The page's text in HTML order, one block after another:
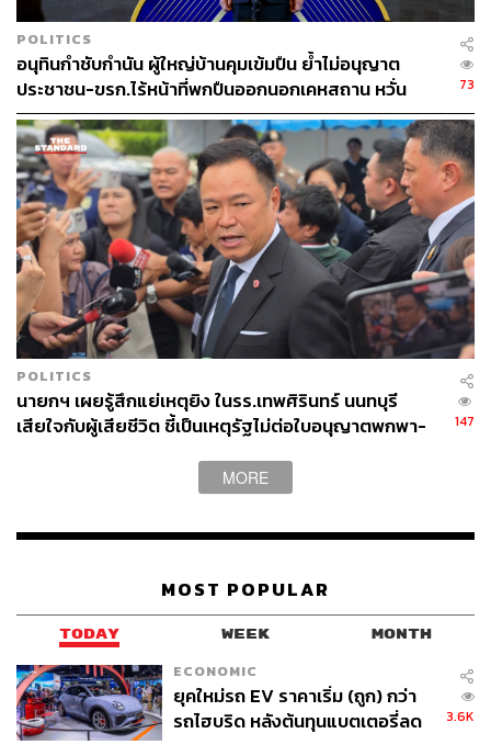
POLITICS
อนุทินกำชับกำนัน ผู้ใหญ่บ้านคุมเข้มปืน ย้ำไม่อนุญาต
ประชาชน-ขรก.ไร้หน้าที่พกปืนออกนอกเคหสถาน หวั่น
พฤติกรรมลอกเลียนแบบ จ่อลงพื้นที่เกิดเหตุ
73
POLITICS
นายกฯ เผยรู้สึกแย่เหตุยิง ในรร.เทพศิรินทร์ นนทบุรี
เสียใจกับผู้เสียชีวิต ชี้เป็นเหตุรัฐไม่ต่อใบอนุญาตพกพา-
147
MORE
MOST POPULAR
TODAY WEEK MONTH
ECONOMIC
ยุคใหม่รถ EV ราคาเริ่ม (ถูก) กว่า
รถไฮบริด หลังต้นทุนแบตเตอรี่ลด
3.6K